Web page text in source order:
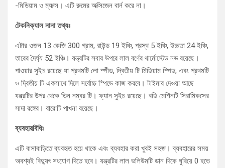
-মিডিয়াম ও ম্যাক্স। এটি রুমের অক্সিজেন বার্ন করে না।
টেকনিক্যাল নানা তথ্যঃ
এটার ওজন 13 কেজি 300 গ্রাম, রাউন্ড 19 ইঞ্চি, প্রস্থ 5 ইঞ্চি, উচ্চতা 24 ইঞ্চি,
তারের দৈর্ঘ্য 52 ইঞ্চি। যন্ত্রটির সবার উপরে লাল বর্ণের থার্মোস্টেড নভ রয়েছে।
পাওয়ার সুইচ রয়েছে যা প্রথমটি লো স্পীড, দ্বিতীয় টি মিডিয়াম স্পিড, এবং প্রথমটি
ও দ্বিতীয় টি একসাথে দিলে সর্বোচ্চ স্পিডে কাজ করবে। টাইমার দেওয়া আছে
যন্ত্রটির উপর থেকে তিন নম্বর টি। ফ্যান সুইচ রয়েছে। বডি মেশিনটি সিরামিকসের
সাদা রঙ্গের। বারোটি পাখনা রয়েছে।
ব্যবহারবিধিঃ
এটি বাসাবাড়িতে ব্যবহৃত হয়ে থাকে এবং ব্যবহার করা খুবই সহজ। ব্যবহারের সময়
অবশ্যই বিদ্যুৎ সংযোগ দিতে হবে। যন্ত্রটির লাল ভলিউমটি ডান দিকে ঘুরিয়ে 0 হতে